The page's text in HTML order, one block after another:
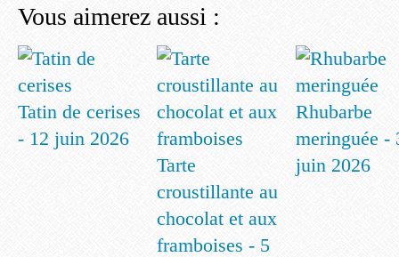
Vous aimerez aussi :
Tatin de cerises
- 12 juin 2026
Tarte
croustillante au
chocolat et aux
framboises - 5
Rhubarbe
meringuée -
juin 2026